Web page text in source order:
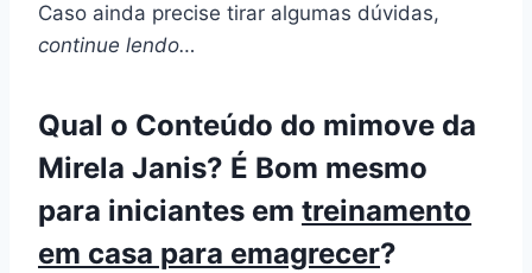
Caso ainda precise tirar algumas dúvidas,
continue lendo…
Qual o Conteúdo do mimove da
Mirela Janis? É Bom mesmo
para iniciantes em treinamento
em casa para emagrecer?